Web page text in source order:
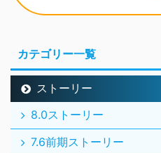
カテゴリー一覧
ストーリー
8.0ストーリー
7.6前期ストーリー